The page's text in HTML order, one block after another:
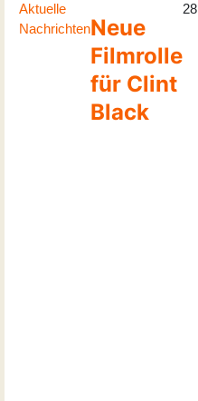
Aktuelle
NachrichtenNeue
Filmrolle
für Clint
Black